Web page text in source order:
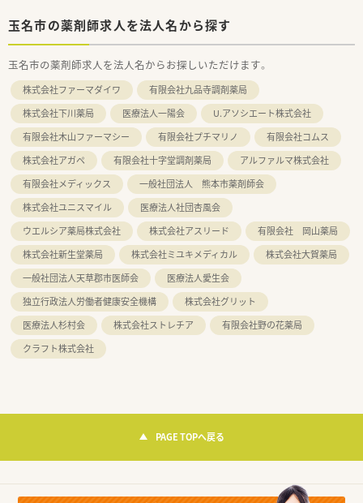
玉名市の薬剤師求人を法人名から探す
玉名市の薬剤師求人を法人名からお探しいただけます。
株式会社ファーマダイワ
有限会社九品寺調剤薬局
株式会社下川薬局
医療法人一陽会
U.アソシエート株式会社
有限会社木山ファーマシー
有限会社プチマリノ
有限会社コムス
株式会社アガペ
有限会社十字堂調剤薬局
アルファルマ株式会社
有限会社メディックス
一般社団法人 熊本市薬剤師会
株式会社ユニスマイル
医療法人社団杏風会
ウエルシア薬局株式会社
株式会社アスリード
有限会社 岡山薬局
株式会社新生堂薬局
株式会社ミユキメディカル
株式会社大賀薬局
一般社団法人天草郡市医師会
医療法人愛生会
独立行政法人労働者健康安全機構
株式会社グリット
医療法人杉村会
株式会社ストレチア
有限会社野の花薬局
クラフト株式会社
PAGE TOPへ戻る